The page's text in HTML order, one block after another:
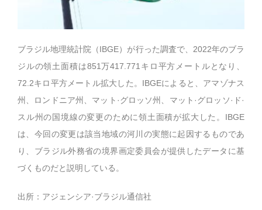
ブラジル地理統計院（IBGE）が行った調査で、2022年のブラ
ジルの領土面積は851万417.771キロ平方メートルとなり、
72.2キロ平方メートル拡大した。IBGEによると、アマゾナス
州、ロンドニア州、マット·グロッソ州、マット·グロッソ·ド·
スル州の国境線の変更のために領土面積が拡大した。IBGE
は、今回の変更は該当地域の河川の実態に起因するものであ
り、ブラジル外務省の境界画定委員会が提供したデータに基
づくものだと説明している。
出所：アジェンシア·ブラジル通信社